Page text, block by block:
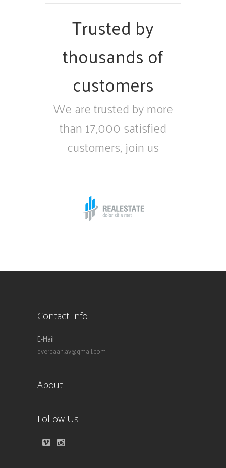
Trusted by
thousands of
customers
We are trusted by more
than 17,000 satisfied
customers, join us
Contact Info
E-Mail:
dverbaan.av@gmail.com
About
Follow Us